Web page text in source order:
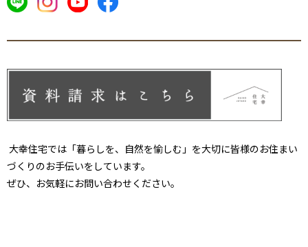
大幸住宅では「暮らしを、自然を愉しむ」を大切に皆様のお住まい
づくりのお手伝いをしています。
ぜひ、お気軽にお問い合わせください。